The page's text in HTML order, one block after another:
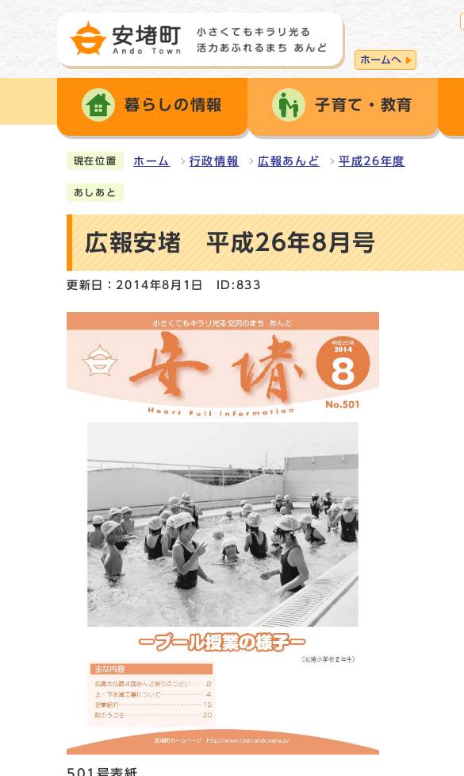
ホームへ
暮らしの情報 子育て・教育
現在位置 ホーム 行政情報 広報あんど 平成26年度
あしあと
広報安堵 平成26年8月号
更新日：2014年8月1日 ID:833